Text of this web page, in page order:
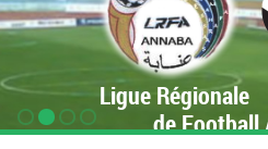
Ligue Régionale
de Football